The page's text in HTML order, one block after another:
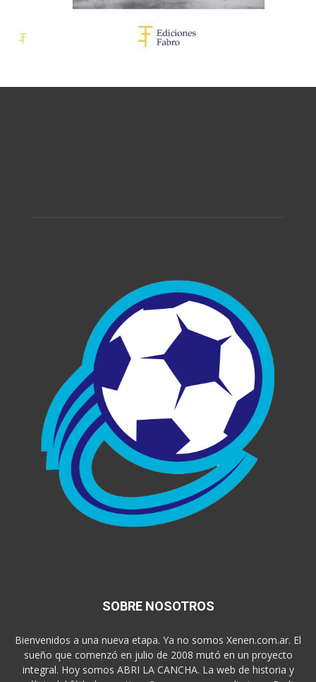
SOBRE NOSOTROS
Bienvenidos a una nueva etapa. Ya no somos Xenen.com.ar. El
sueño que comenzó en julio de 2008 mutó en un proyecto
integral. Hoy somos ABRI LA CANCHA. La web de historia y